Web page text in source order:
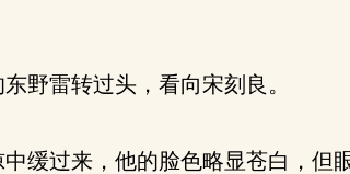
野雷转过头，看向宋刻良。
缓过来，他的脸色略显苍白，但